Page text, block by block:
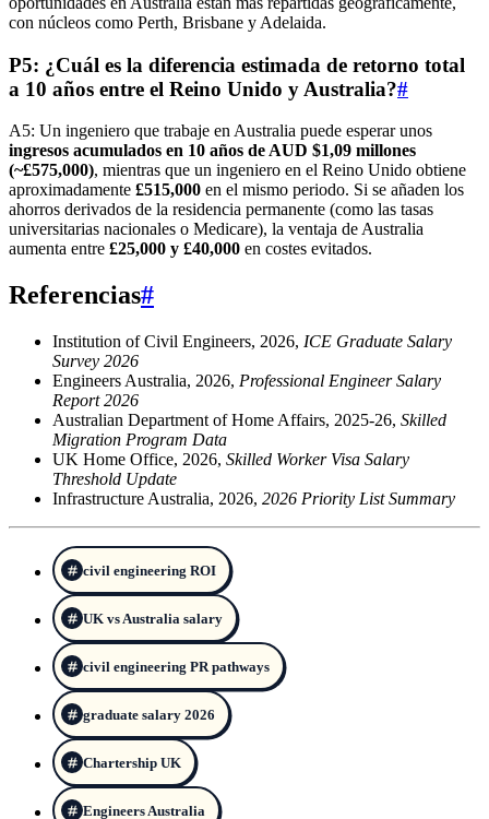
con núcleos como Perth, Brisbane y Adelaida.
P5: ¿Cuál es la diferencia estimada de retorno total
a 10 años entre el Reino Unido y Australia?#
A5: Un ingeniero que trabaje en Australia puede esperar unos
ingresos acumulados en 10 años de AUD $1,09 millones
(~£575,000), mientras que un ingeniero en el Reino Unido obtiene
aproximadamente £515,000 en el mismo periodo. Si se añaden los
ahorros derivados de la residencia permanente (como las tasas
universitarias nacionales o Medicare), la ventaja de Australia
aumenta entre £25,000 y £40,000 en costes evitados.
Referencias#
Institution of Civil Engineers, 2026, ICE Graduate Salary
Survey 2026
Engineers Australia, 2026, Professional Engineer Salary
Report 2026
Australian Department of Home Affairs, 2025-26, Skilled
Migration Program Data
UK Home Office, 2026, Skilled Worker Visa Salary
Threshold Update
Infrastructure Australia, 2026, 2026 Priority List Summary
civil engineering ROI
UK vs Australia salary
civil engineering PR pathways
graduate salary 2026
Chartership UK
Engineers Australia